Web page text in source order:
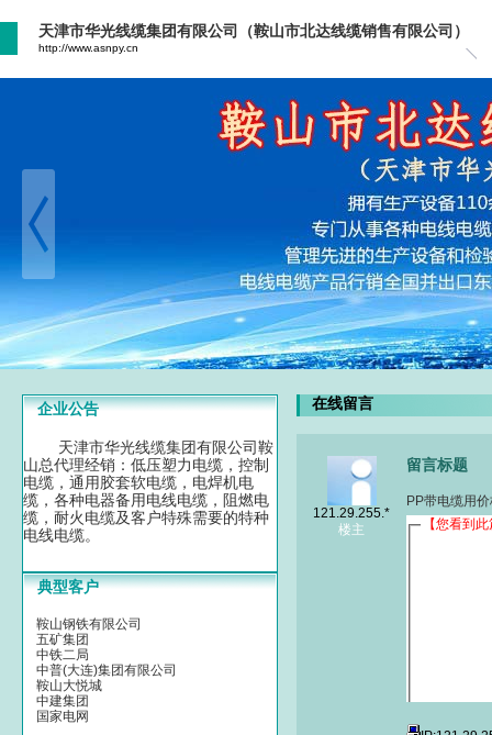
天津市华光线缆集团有限公司（鞍山市北达线缆销售有限公司）
http://www.asnpy.cn
企业公告
天津市华光线缆集团有限公司鞍
山总代理经销：低压塑力电缆，控制
电缆，通用胶套软电缆，电焊机电
缆，各种电器备用电线电缆，阻燃电
缆，耐火电缆及客户特殊需要的特种
电线电缆。
典型客户
鞍山钢铁有限公司
五矿集团
中铁二局
中普(大连)集团有限公司
鞍山大悦城
中建集团
国家电网
在线留言
121.29.255.*
楼主
留言标题
PP带电缆用